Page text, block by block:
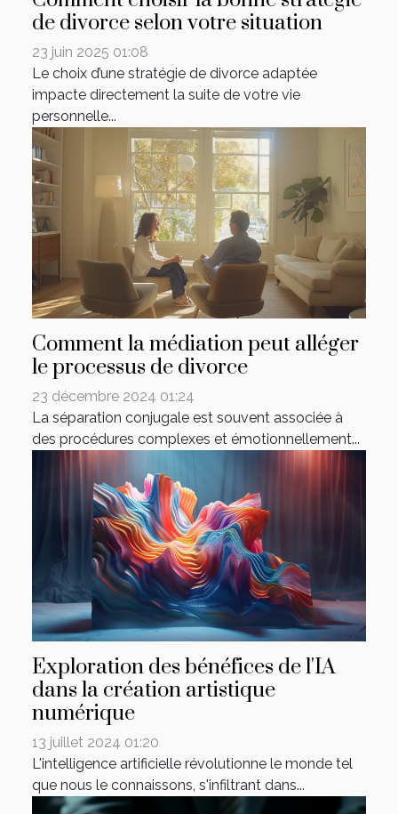
de divorce selon votre situation
23 juin 2025 01:08
Le choix d’une stratégie de divorce adaptée
impacte directement la suite de votre vie
personnelle...
Comment la médiation peut alléger
le processus de divorce
23 décembre 2024 01:24
La séparation conjugale est souvent associée à
des procédures complexes et émotionnellement...
Exploration des bénéfices de l'IA
dans la création artistique
numérique
13 juillet 2024 01:20
L'intelligence artificielle révolutionne le monde tel
que nous le connaissons, s'infiltrant dans...